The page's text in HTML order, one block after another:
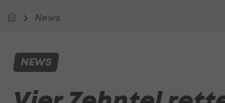
News
NEWS